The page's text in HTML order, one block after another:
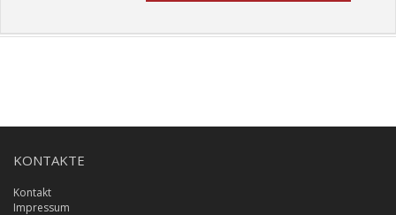
KONTAKTE
Kontakt
Impressum